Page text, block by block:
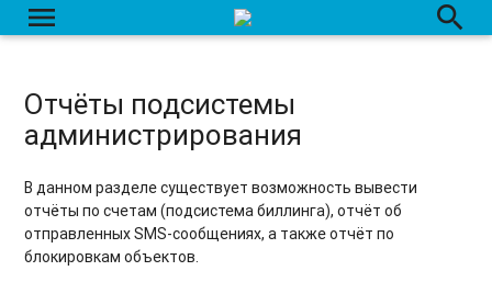
menu search
Отчёты подсистемы
администрирования
В данном разделе существует возможность вывести
отчёты по счетам (подсистема биллинга), отчёт об
отправленных SMS-сообщениях, а также отчёт по
блокировкам объектов.